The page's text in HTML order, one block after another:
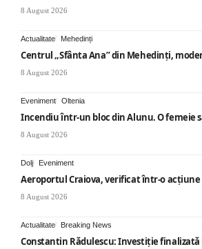
8 August 2026
Actualitate Mehedinți
Centrul „Sfânta Ana” din Mehedinți,
8 August 2026
Eveniment Oltenia
Incendiu într-un bloc din Alunu. O femeie
8 August 2026
Dolj Eveniment
Aeroportul Craiova, verificat într-o
8 August 2026
Actualitate Breaking News
Constantin Rădulescu: Investiție finalizată